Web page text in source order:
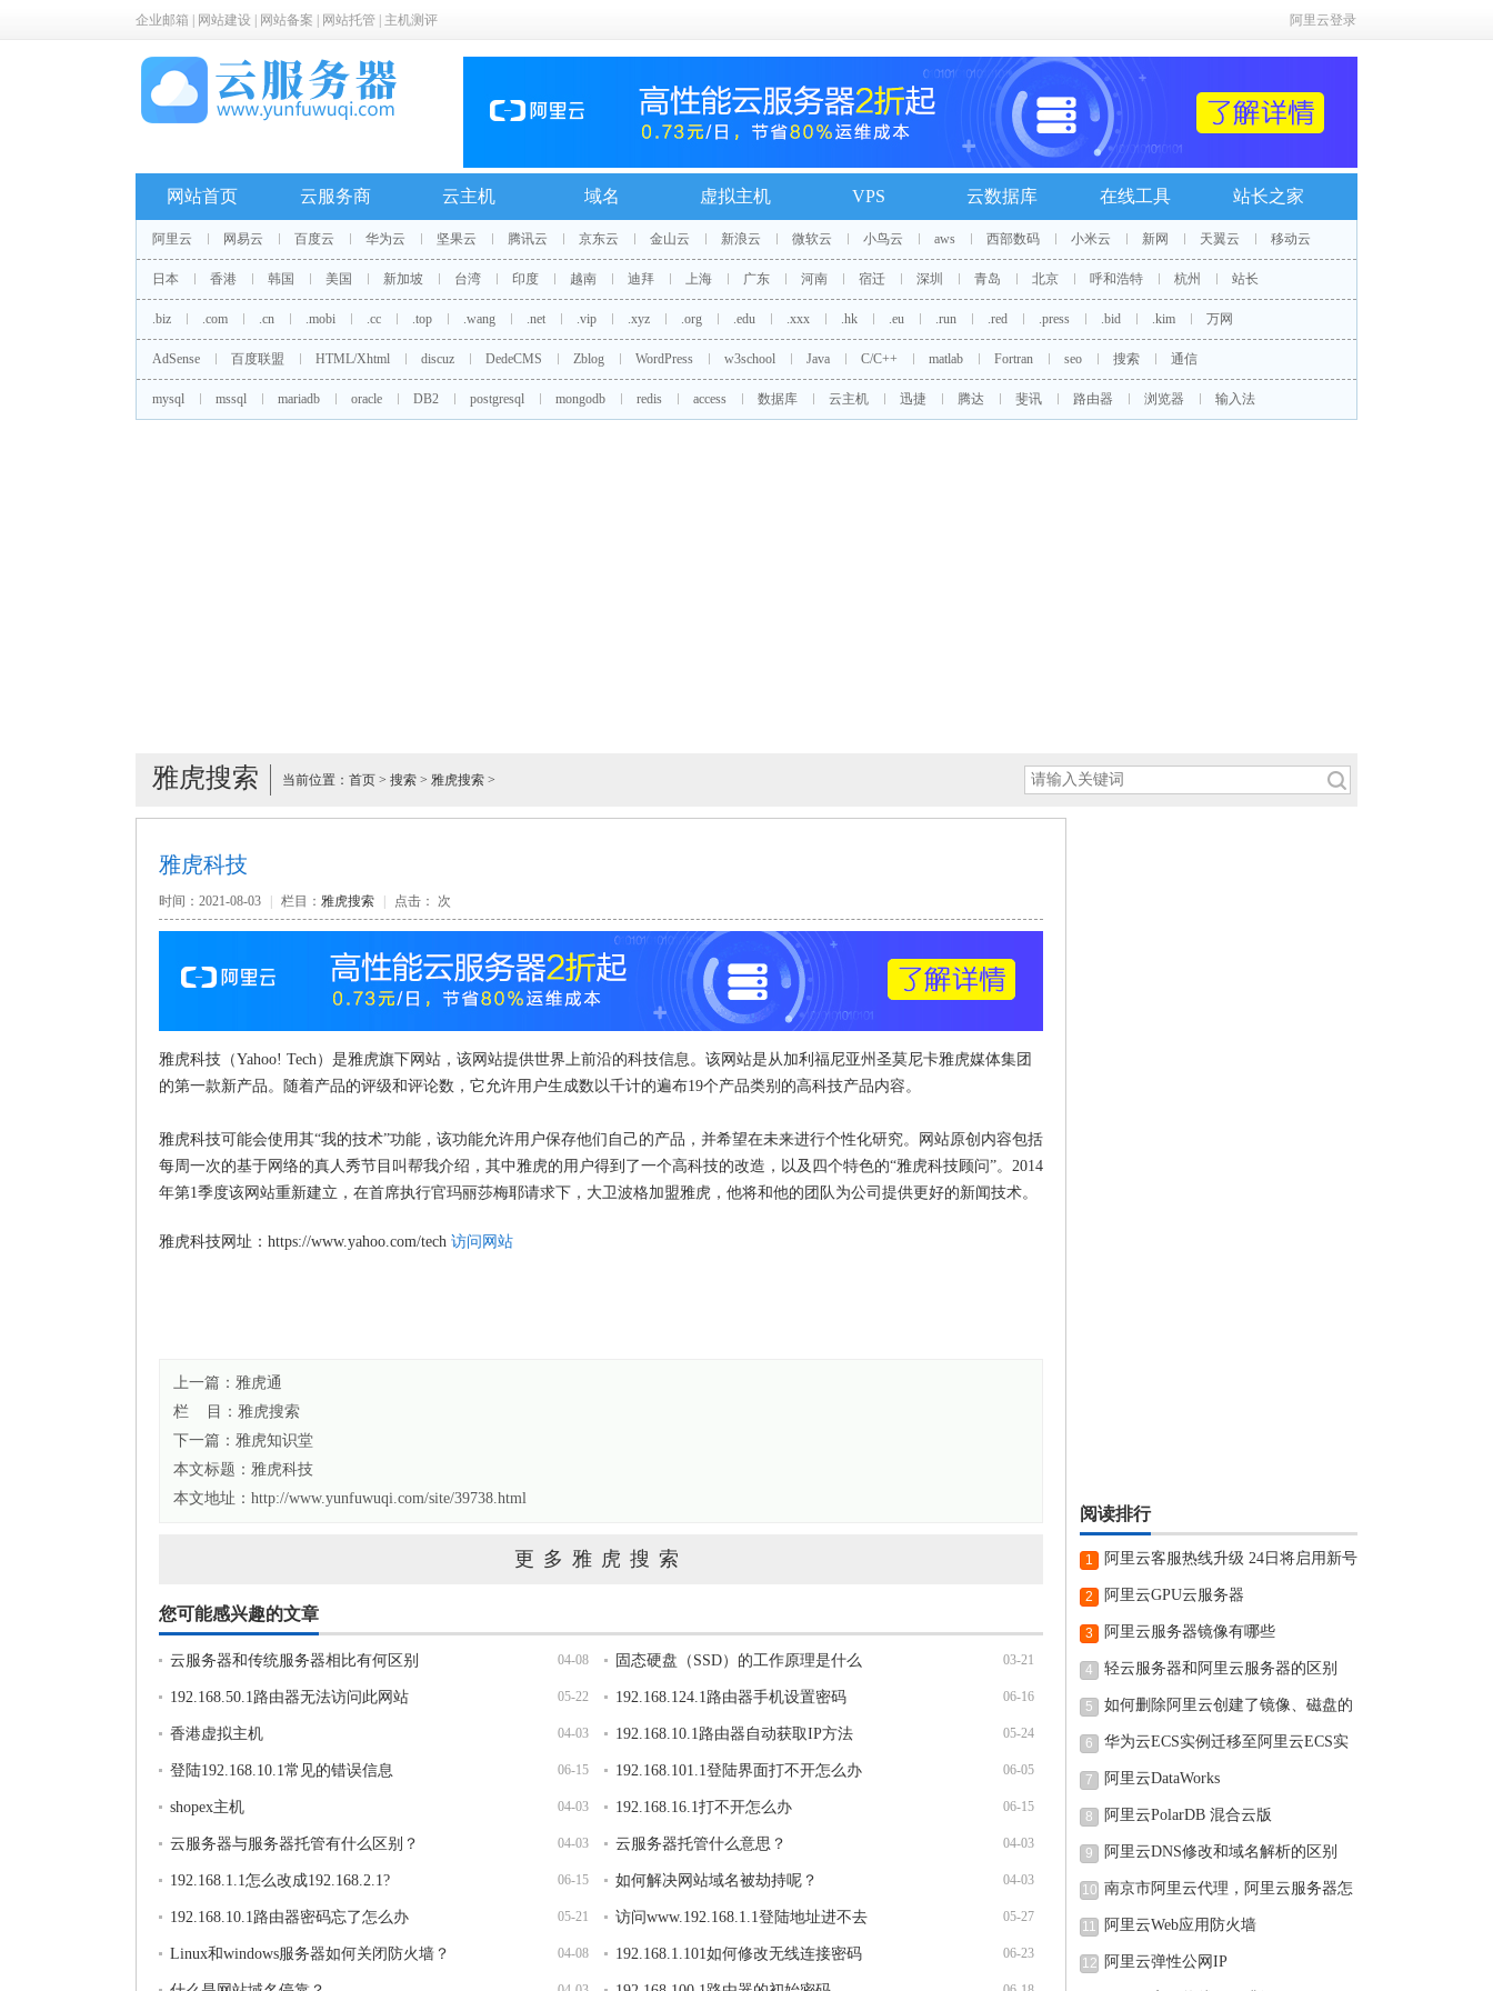
企业邮箱 网站建设 网站备案 网站托管 主机测评 阿里云登录
网站首页 云服务商 云主机 域名 虚拟主机 VPS 云数据库 在线工具 站长之家
阿里云 网易云 百度云 华为云 坚果云 腾讯云 京东云 金山云 新浪云 微软云 小鸟云 aws 西部数码 小米云 新网 天翼云 移动云
日本 香港 韩国 美国 新加坡 台湾 印度 越南 迪拜 上海 广东 河南 宿迁 深圳 青岛 北京 呼和浩特 杭州 站长
.biz .com .cn .mobi .cc .top .wang .net .vip .xyz .org .edu .xxx .hk .eu .run .red .press .bid .kim 万网
AdSense 百度联盟 HTML/Xhtml discuz DedeCMS Zblog WordPress w3school Java C/C++ matlab Fortran seo 搜索 通信
mysql mssql mariadb oracle DB2 postgresql mongodb redis access 数据库 云主机 迅捷 腾达 斐讯 路由器 浏览器 输入法
雅虎搜索 当前位置： 首页 > 搜索 > 雅虎搜索 >
雅虎科技
时间：2021-08-03 栏目： 雅虎搜索 点击： 次
雅虎科技（Yahoo! Tech）是雅虎旗下网站，该网站提供世界上前沿的科技信息。该网站是从加利福尼亚州圣莫尼卡雅虎媒体集团
的第一款新产品。随着产品的评级和评论数，它允许用户生成数以千计的遍布19个产品类别的高科技产品内容。
雅虎科技可能会使用其“我的技术”功能，该功能允许用户保存他们自己的产品，并希望在未来进行个性化研究。网站原创内容包括
每周一次的基于网络的真人秀节目叫帮我介绍，其中雅虎的用户得到了一个高科技的改造，以及四个特色的“雅虎科技顾问”。2014
年第1季度该网站重新建立，在首席执行官玛丽莎梅耶请求下，大卫波格加盟雅虎，他将和他的团队为公司提供更好的新闻技术。
雅虎科技网址：https://www.yahoo.com/tech 访问网站
上一篇： 雅虎通
栏 目： 雅虎搜索
下一篇： 雅虎知识堂
本文标题： 雅虎科技
本文地址：http://www.yunfuwuqi.com/site/39738.html
更多雅虎搜索
您可能感兴趣的文章
04-08
云服务器和传统服务器相比有何区别 03-21
固态硬盘（SSD）的工作原理是什么
05-22
192.168.50.1路由器无法访问此网站 06-16
192.168.124.1路由器手机设置密码
04-03
香港虚拟主机 05-24
192.168.10.1路由器自动获取IP方法
06-15
登陆192.168.10.1常见的错误信息 06-05
192.168.101.1登陆界面打不开怎么办
04-03
shopex主机 06-15
192.168.16.1打不开怎么办
04-03
云服务器与服务器托管有什么区别？ 04-03
云服务器托管什么意思？
06-15
192.168.1.1怎么改成192.168.2.1? 04-03
如何解决网站域名被劫持呢？
05-21
192.168.10.1路由器密码忘了怎么办 05-27
访问www.192.168.1.1登陆地址进不去
04-08
Linux和windows服务器如何关闭防火墙？ 06-23
192.168.1.101如何修改无线连接密码
阅读排行
1 阿里云客服热线升级 24日将启用新号
2 阿里云GPU云服务器
3 阿里云服务器镜像有哪些
4 轻云服务器和阿里云服务器的区别
5 如何删除阿里云创建了镜像、磁盘的
6
华为云ECS实例迁移至阿里云ECS实
例的
7 阿里云DataWorks
8 阿里云PolarDB 混合云版
9 阿里云DNS修改和域名解析的区别
10 南京市阿里云代理，阿里云服务器怎
11 阿里云Web应用防火墙
12 阿里云弹性公网IP